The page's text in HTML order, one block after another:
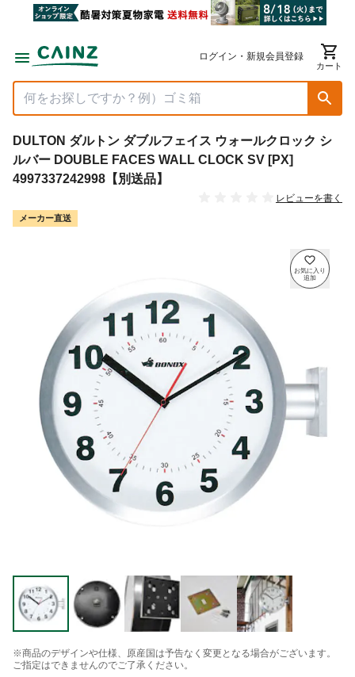
ログイン・新規会員登録
カート
DULTON ダルトン ダブルフェイス ウォールクロック シ
ルバー DOUBLE FACES WALL CLOCK SV [PX]
4997337242998【別送品】
レビューを書く
メーカー直送
※商品のデザインや仕様、原産国は予告なく変更となる場合がございます。
ご指定はできませんのでご了承ください。